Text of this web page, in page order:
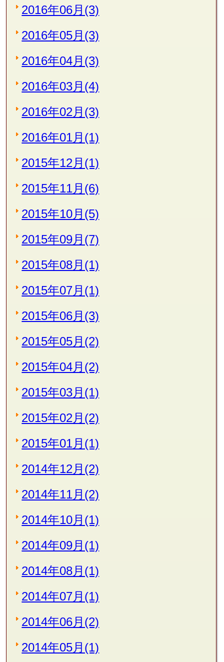
2016年06月(3)
2016年05月(3)
2016年04月(3)
2016年03月(4)
2016年02月(3)
2016年01月(1)
2015年12月(1)
2015年11月(6)
2015年10月(5)
2015年09月(7)
2015年08月(1)
2015年07月(1)
2015年06月(3)
2015年05月(2)
2015年04月(2)
2015年03月(1)
2015年02月(2)
2015年01月(1)
2014年12月(2)
2014年11月(2)
2014年10月(1)
2014年09月(1)
2014年08月(1)
2014年07月(1)
2014年06月(2)
2014年05月(1)